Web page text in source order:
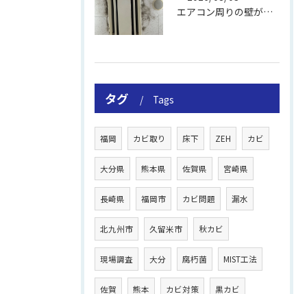
エアコン周りの壁が結露しやすい理由
タグ Tags
福岡 カビ取り 床下 ZEH カビ
大分県 熊本県 佐賀県 宮崎県
長崎県 福岡市 カビ問題 漏水
北九州市 久留米市 秋カビ
現場調査 大分 腐朽菌 MIST工法
佐賀 熊本 カビ対策 黒カビ